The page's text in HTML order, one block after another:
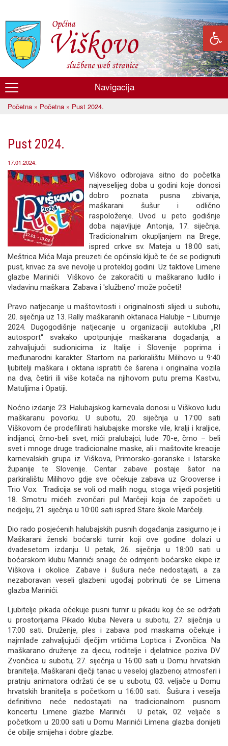
glavni
sadržaj
Općina
Viškovo
Navigacija
Početna » Početna » Pust 2024.
Pust 2024.
17.01.2024.
Viškovo odbrojava sitno do početka
najveselijeg doba u godini koje donosi
dobro poznata pusna zbivanja,
maškarani šušur i odlično
raspoloženje. Uvod u peto godišnje
doba najavljuje Antonja, 17. siječnja.
Tradicionalnim okupljanjem na Brege,
ispred crkve sv. Mateja u 18:00 sati,
Meštrica Mića Maja preuzeti će općinski ključ te će se podignuti
pust, krivac za sve nevolje u protekloj godini. Uz taktove Limene
glazbe Marinići Viškovo će zakoračiti u maškarano ludilo i
vladavinu maškara. Zabava i 'službeno' može početi!
Pravo natjecanje u maštovitosti i originalnosti slijedi u subotu,
20. siječnja uz 13. Rally maškaranih oktanaca Halubje – Liburnije
2024. Dugogodišnje natjecanje u organizaciji autokluba „RI
autosport“ svakako upotpunjuje maškarana događanja, a
zahvaljujući sudionicima iz Italije i Slovenije poprima i
međunarodni karakter. Startom na parkiralištu Milihovo u 9:40
ljubitelji maškara i oktana ispratiti će šarena i originalna vozila
na dva, četiri ili više kotača na njihovom putu prema Kastvu,
Matuljima i Opatiji.
Noćno izdanje 23. Halubajskog karnevala donosi u Viškovo ludu
maškaranu povorku. U subotu, 20. siječnja u 17:00 sati
Viškovom će prodefilirati halubajske morske vile, kralji i kraljice,
indijanci, črno-beli svet, mići pralubajci, lude 70-e, črno – beli
svet i mnoge druge tradicionalne maske, ali i maštovite kreacije
karnevalskih grupa iz Viškova, Primorsko-goranske i Istarske
županije te Slovenije. Centar zabave postaje šator na
parkiralištu Milihovo gdje sve očekuje zabava uz Grooverse i
Trio Vox. Tradicija se voli od malih nogu, stoga vrijedi posjetiti
18. Smotru mićeh zvončari pul Marčeji koja će započeti u
nedjelju, 21. siječnja u 10:00 sati ispred Stare škole Marčelji.
Dio rado posjećenih halubajskih pusnih događanja zasigurno je i
Maškarani ženski boćarski turnir koji ove godine dolazi u
dvadesetom izdanju. U petak, 26. siječnja u 18:00 sati u
boćarskom klubu Marinići snage će odmjeriti boćarske ekipe iz
Viškova i okolice. Zabave i šušura neće nedostajati, a za
nezaboravan veseli glazbeni ugođaj pobrinuti će se Limena
glazba Marinići.
Ljubitelje pikada očekuje pusni turnir u pikadu koji će se održati
u prostorijama Pikado kluba Nevera u subotu, 27. siječnja u
17:00 sati. Druženje, ples i zabava pod maskama očekuje i
najmlađe zahvaljujući dječjim vrtićima Loptica i Zvončica. Na
maškarano druženje za djecu, roditelje i djelatnice poziva DV
Zvončica u subotu, 27. siječnja u 16:00 sati u Domu hrvatskih
branitelja. Maškarani dječji tanac u veseloj glazbenoj atmosferi i
pratnju animatora održati će se u subotu, 03. veljače u Domu
hrvatskih branitelja s početkom u 16:00 sati. Šušura i veselja
definitivno neće nedostajati na tradicionalnom pusnom
koncertu Limene glazbe Marinići. U petak, 02. veljače s
početkom u 20:00 sati u Domu Marinići Limena glazba donijeti
će obilje smijeha i dobre glazbe.